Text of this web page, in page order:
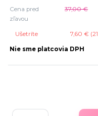
Cena pred
zľavou
37,00 €
Ušetríte 7,60 € (21
Nie sme platcovia DPH